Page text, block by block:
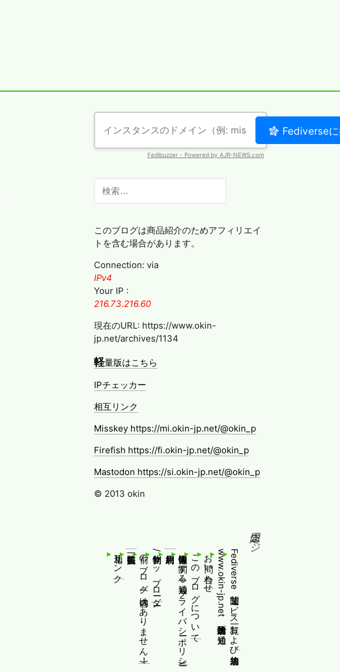
索:
このブログは商品紹介のためアフィリエイ
トを含む場合があります。
Connection: via
IPv4
Your IP :
216.73.216.60
現在のURL: https://www.okin-
jp.net/archives/1134
軽量版はこちら
IPチェッカー
相互リンク
Misskey https://mi.okin-jp.net/@okin_p
Firefish https://fi.okin-jp.net/@okin_p
Mastodon https://si.okin-jp.net/@okin_p
© 2013 okin
固定ページ
Fediverse関連サービス一覧および追加規約
www.okin-jp.net 追加規約及び通知
お問い合わせ
このブログについて
個人情報等に関する通知(プライバシーポリシー)
制作物/アップローダー
前のブログ(内容はありません！)
相互リンク